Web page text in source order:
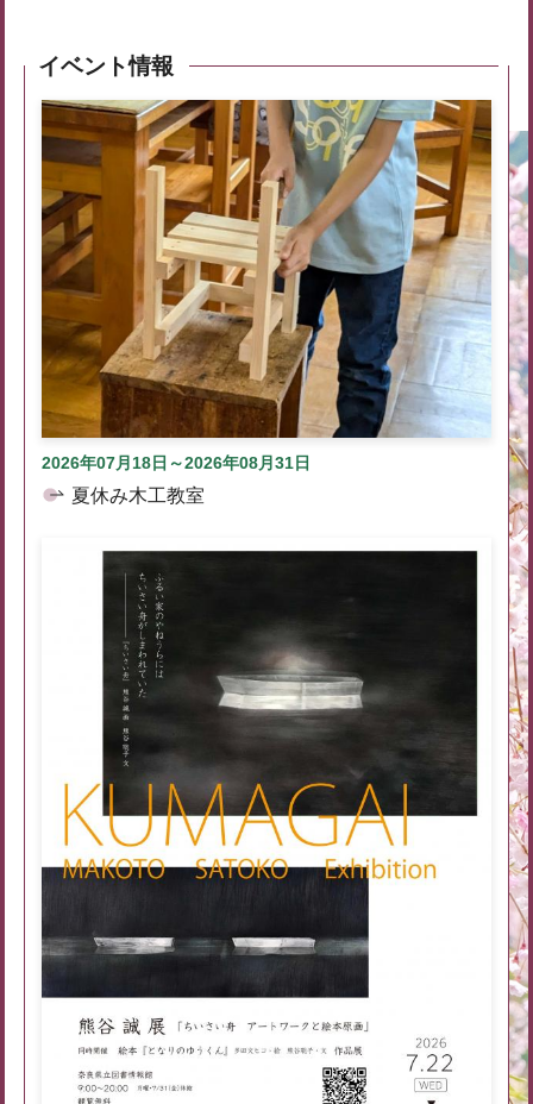
イベント情報
2026年07月18日～2026年08月31日
夏休み木工教室